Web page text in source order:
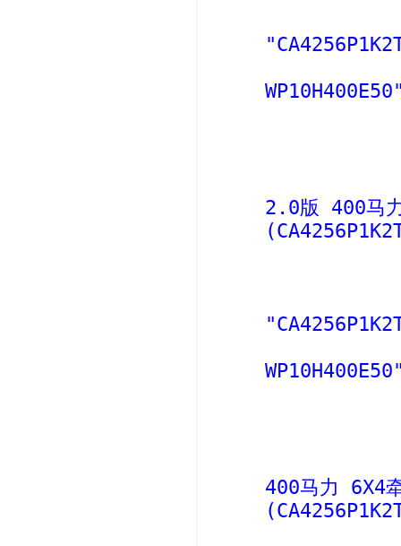
2.0版 400马
400马力 6X4